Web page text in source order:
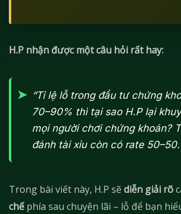
H.P nhận được một câu hỏi rất hay:
“Tỉ lệ lỗ trong đầu tư chứng
70–90% thì tại sao H.P lại
mọi người chơi chứng khoán?
đánh tài xỉu còn có rate
Trong bài viết này, H.P sẽdiễn giải rõ
chếphía sau chuyện lãi – lỗ để bạn